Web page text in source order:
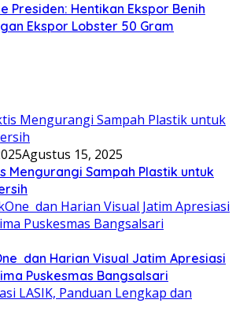
Presiden: Hentikan Ekspor Benih
Ekspor Lobster 50 Gram
Agustus 15, 2025
Mengurangi Sampah Plastik untuk
dan Harian Visual Jatim Apresiasi
Puskesmas Bangsalsari